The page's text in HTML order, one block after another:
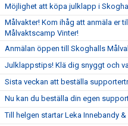
Möjlighet att köpa julklapp i
Målvakter! Kom ihåg att anmäla er
Målvaktscamp Vinter!
Anmälan öppen till Skoghalls
Julklappstips! Klä dig snyggt och
Sista veckan att beställa
Nu kan du beställa din egen
Till helgen startar Leka Innebandy